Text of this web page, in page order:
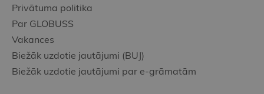
Privātuma politika
Par GLOBUSS
Vakances
Biežāk uzdotie jautājumi (BUJ)
Biežāk uzdotie jautājumi par e-grāmatām